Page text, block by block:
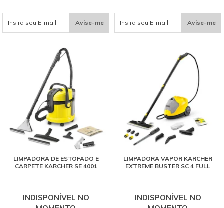
Avise-me Avise-me
LIMPADORA DE ESTOFADO E
CARPETE KARCHER SE 4001
INDISPONÍVEL NO
LIMPADORA VAPOR KARCHER
EXTREME BUSTER SC 4 FULL
INDISPONÍVEL NO